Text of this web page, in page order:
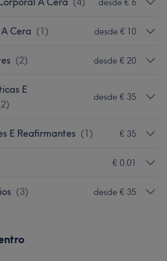
Cera (1) desde € 10
(2) desde € 20
E
2)
desde € 35
E Reafirmantes (1) € 35
€ 0,01
(3) desde € 35